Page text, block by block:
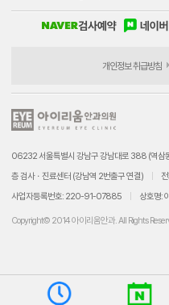
개인정보 취급방침
06232 서울특별시 강남구 강남대로 388 (역삼
층 검사ㆍ진료센터 (강남역 2번출구 연결)
사업자등록번호: 220-91-07885
상호명:
Copyright© 2014 아이리움안과. All Rights